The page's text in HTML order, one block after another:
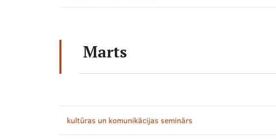
Marts
kultūras un komunikācijas seminārs